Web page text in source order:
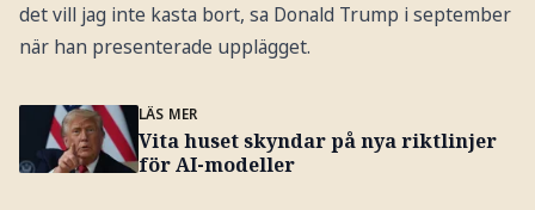
det vill jag inte kasta bort, sa Donald Trump i september
när han presenterade upplägget.
LÄS MER
Vita huset skyndar på nya riktlinjer
för AI-modeller